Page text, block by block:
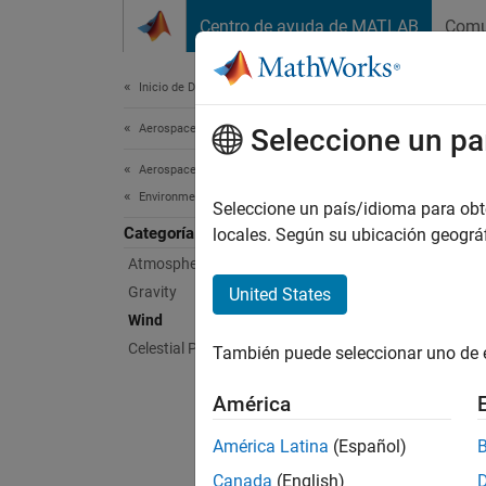
Centro de ayuda de MATLAB
Inicio de Documentación
Aerospace and Defense
Aerospace Blockset
Environment
Categoría
Atmosphere
Gravity
Wind
Celestial Phenomena
Use
MIL-
Seleccione un
Seleccione un país/idioma para
locales. Según su ubicación
United States
También puede seleccionar uno
América
América Latina (Español)
Canada (English)